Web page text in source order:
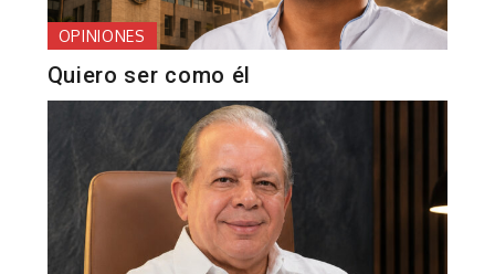
OPINIONES
Quiero ser como él